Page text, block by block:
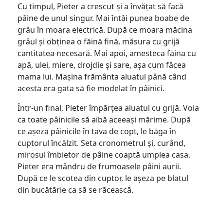
Cu timpul, Pieter a crescut și a învățat să facă
pâine de unul singur. Mai întâi punea boabe de
grâu în moara electrică. După ce moara măcina
grâul și obținea o făină fină, măsura cu grijă
cantitatea necesară. Mai apoi, amesteca făina cu
apă, ulei, miere, drojdie și sare, așa cum făcea
mama lui. Mașina frământa aluatul până când
acesta era gata să fie modelat în pâinici.
Într-un final, Pieter împărțea aluatul cu grijă. Voia
ca toate pâinicile să aibă aceeași mărime. După
ce așeza pâinicile în tava de copt, le băga în
cuptorul încălzit. Seta cronometrul și, curând,
mirosul îmbietor de pâine coaptă umplea casa.
Pieter era mândru de frumoasele pâini aurii.
După ce le scotea din cuptor, le așeza pe blatul
din bucătărie ca să se răcească.